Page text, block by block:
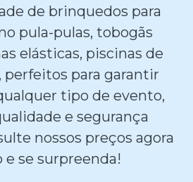
de brinquedos para
pula-pulas, tobogãs
elásticas, piscinas de
perfeitos para garantir
tipo de evento,
e segurança
nossos preços agora
e se surpreenda!